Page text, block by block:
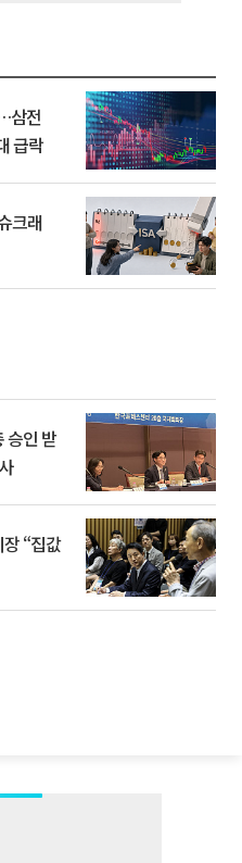
삼전
급락
크래
승인 받
“집값